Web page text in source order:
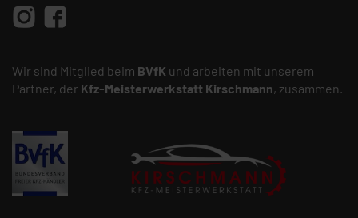
Wir sind Mitglied beim BVfK und arbeiten mit unserem
Partner, der Kfz-Meisterwerkstatt Kirschmann, zusammen.